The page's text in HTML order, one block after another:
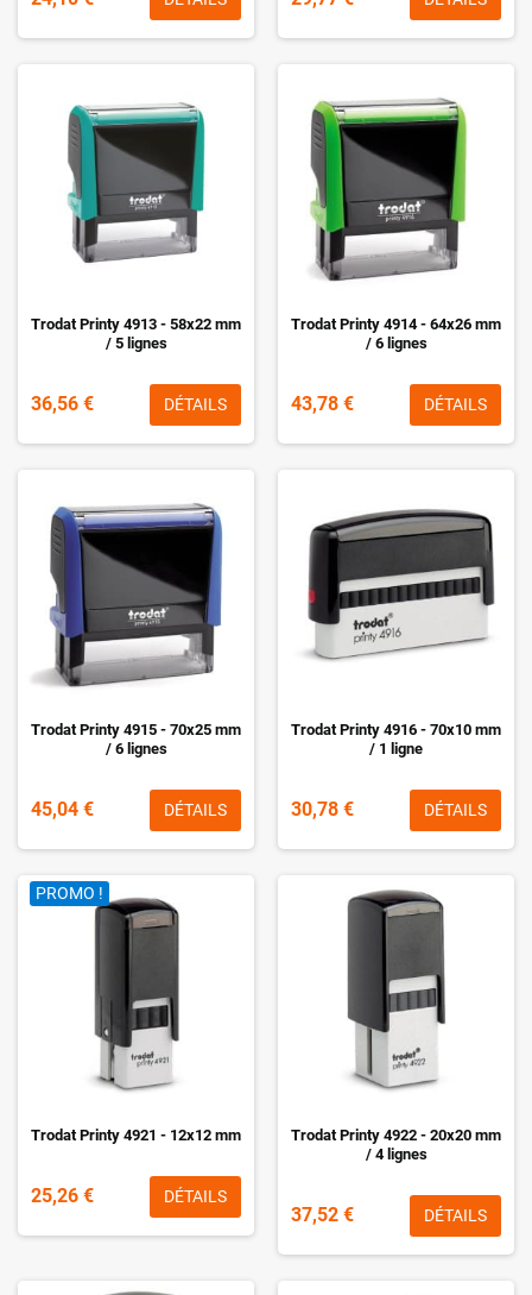
Trodat Printy 4913 - 58x22 mm
/ 5 lignes
36,56 € DÉTAILS
Trodat Printy 4914 - 64x26 mm
/ 6 lignes
43,78 € DÉTAILS
Trodat Printy 4915 - 70x25 mm
/ 6 lignes
45,04 € DÉTAILS
Trodat Printy 4916 - 70x10 mm
/ 1 ligne
30,78 € DÉTAILS
PROMO !
Trodat Printy 4921 - 12x12 mm
25,26 € DÉTAILS
Trodat Printy 4922 - 20x20 mm
/ 4 lignes
37,52 € DÉTAILS